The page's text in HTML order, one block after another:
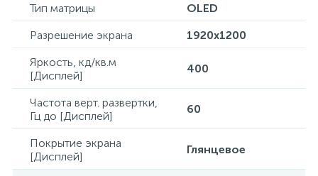
Тип матрицы
OLED
Разрешение экрана
1920x1200
Яркость, кд/кв.м
[Дисплей]
400
Частота верт. развертки,
Гц до [Дисплей]
60
Покрытие экрана
[Дисплей]
Глянцевое